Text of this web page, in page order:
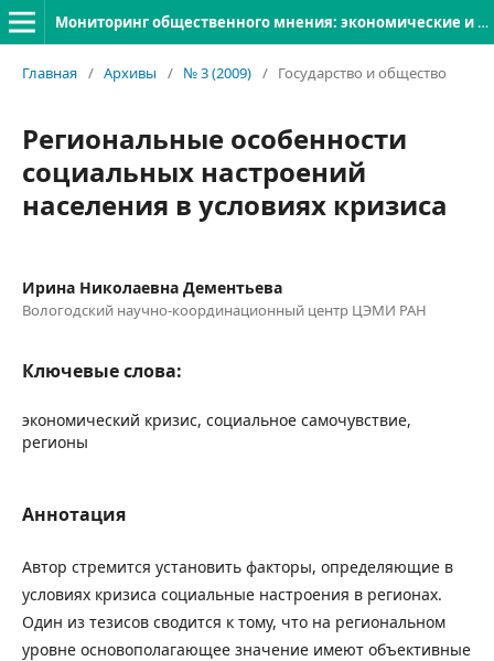
Мониторинг общественного мнения: экономические и социальные перемены
Главная / Архивы / № 3 (2009) / Государство и общество
Региональные особенности
социальных настроений
населения в условиях кризиса
Ирина Николаевна Дементьева
Вологодский научно-координационный центр ЦЭМИ РАН
Ключевые слова:
экономический кризис, социальное самочувствие,
регионы
Аннотация
Автор стремится установить факторы, определяющие в
условиях кризиса социальные настроения в регионах.
Один из тезисов сводится к тому, что на региональном
уровне основополагающее значение имеют объективные